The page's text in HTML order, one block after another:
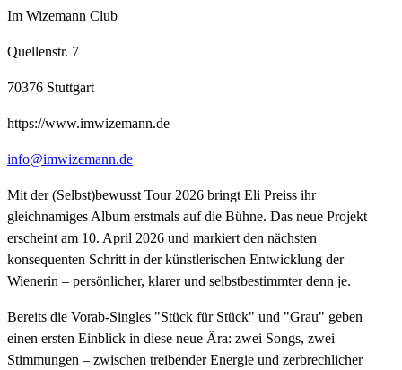
Im Wizemann Club
Quellenstr. 7
70376 Stuttgart
https://www.imwizemann.de
info@imwizemann.de
Mit der (Selbst)bewusst Tour 2026 bringt Eli Preiss ihr
gleichnamiges Album erstmals auf die Bühne. Das neue Projekt
erscheint am 10. April 2026 und markiert den nächsten
konsequenten Schritt in der künstlerischen Entwicklung der
Wienerin – persönlicher, klarer und selbstbestimmter denn je.
Bereits die Vorab-Singles "Stück für Stück" und "Grau" geben
einen ersten Einblick in diese neue Ära: zwei Songs, zwei
Stimmungen – zwischen treibender Energie und zerbrechlicher